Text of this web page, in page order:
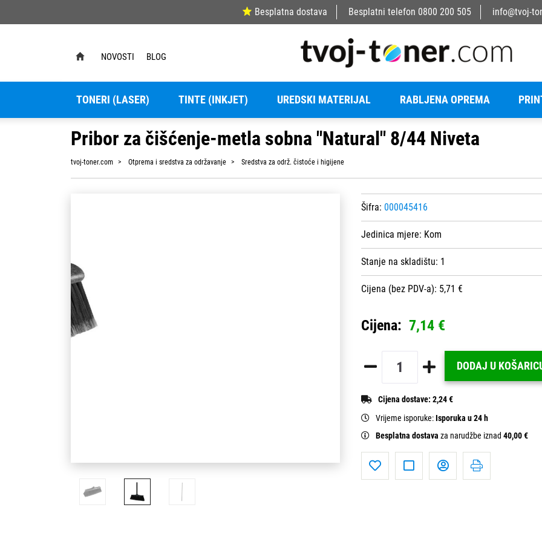
Besplatna dostava Besplatni telefon 0800 200 505 info@tvoj-
NOVOSTI BLOG
TONERI (LASER) TINTE (INKJET) UREDSKI MATERIJAL RABLJENA OPREMA
Pribor za čišćenje-metla sobna "Natural" 8/44 Niveta
tvoj-toner.com Otprema i sredstva za održavanje Sredstva za održ. čistoće i higijene
Šifra: 000045416
Jedinica mjere: Kom
Stanje na skladištu: 1
Cijena (bez PDV-a): 5,71 €
Cijena: 7,14 €
DODAJ U
Cijena dostave: 2,24 €
Vrijeme isporuke:Isporuka u 24 h
Besplatna dostava za narudžbe iznad 40,00 €